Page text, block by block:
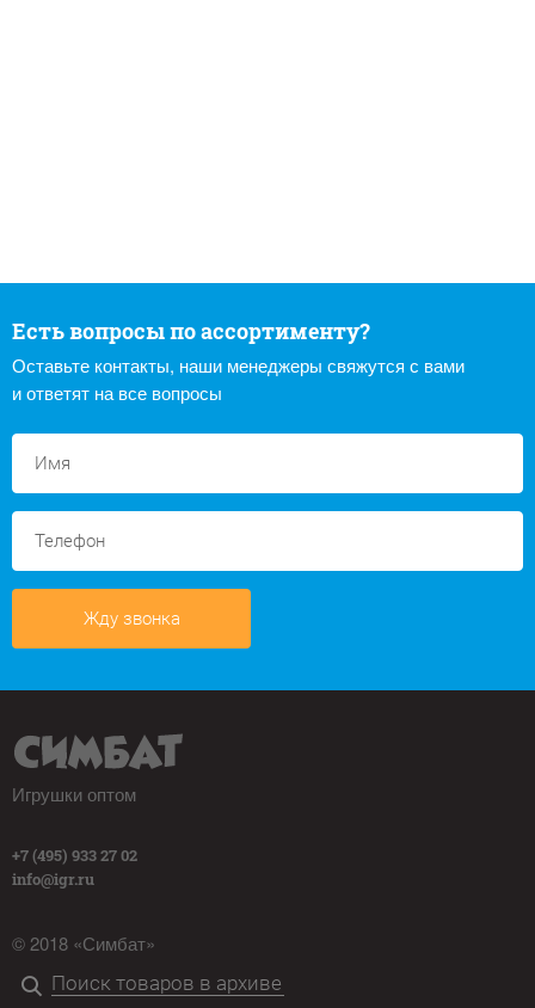
Есть вопросы по ассортименту?
Оставьте контакты, наши менеджеры свяжутся с вами
и ответят на все вопросы
Жду звонка
Игрушки оптом
+7 (495) 933 27 02
info@igr.ru
© 2018 «Симбат»